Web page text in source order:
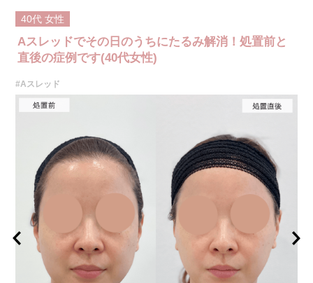
40代 女性
Aスレッドでその日のうちにたるみ解消！処置前と
直後の症例です(40代女性)
#Aスレッド